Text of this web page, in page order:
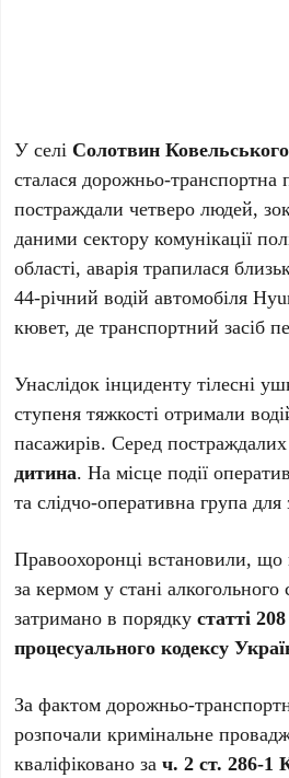
У селі Солотвин
сталася дорожньо-транспортна
постраждали четверо людей,
даними сектору комунікації
області, аварія трапилася
44-річний водій автомобіля
кювет, де транспортний засіб
Унаслідок інциденту тілесні
ступеня тяжкості отримали
пасажирів. Серед
дитина. На місце події
та слідчо-оперативна група
Правоохоронці встановили, що
за кермом у стані
затримано в порядкустатті
процесуального кодексу
За фактом дорожньо-
розпочали кримінальне
кваліфіковано зач. 2 ст. 286-1